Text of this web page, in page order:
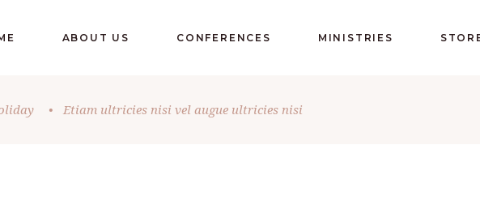
ABOUT US CONFERENCES MINISTRIES
• Etiam ultricies nisi vel augue ultricies nisi